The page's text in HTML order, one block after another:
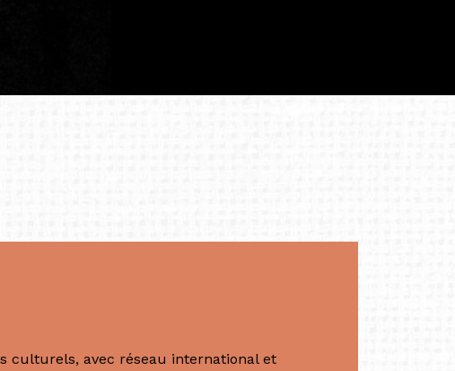
à continuer de rêver, de créer et de tendre
/Germany)